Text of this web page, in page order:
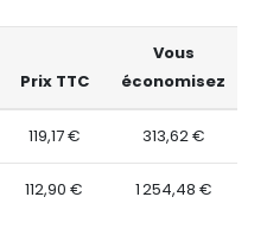
Prix TTC
Vous
économisez
119,17 € 313,62 €
112,90 € 1 254,48 €